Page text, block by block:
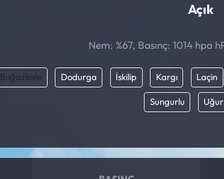
Açık
Nem: %67, Basınç: 1014 hpa
Boğazkale Dodurga İskilip Kargı Laçin
Sungurlu